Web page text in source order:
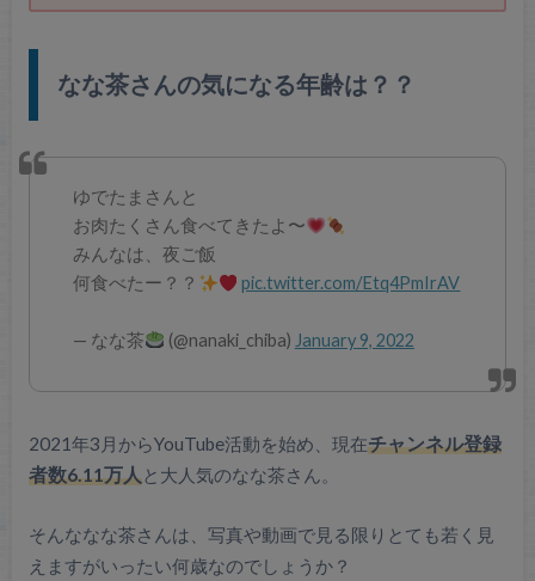
なな茶さんの気になる年齢は？？
ゆでたまさんと
お肉たくさん食べてきたよ〜
みんなは、夜ご飯
何食べたー？？
pic.twitter.com/Etq4PmIrAV
— なな茶 (@nanaki_chiba) January 9, 2022
2021年3月からYouTube活動を始め、現在チャンネル登録
者数6.11万人と大人気のなな茶さん。
そんななな茶さんは、写真や動画で見る限りとても若く見
えますがいったい何歳なのでしょうか？